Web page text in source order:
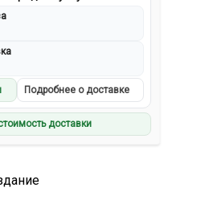
Подробнее о доставке
доставки